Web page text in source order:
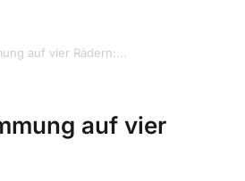
auf vier Rädern:...
auf vier